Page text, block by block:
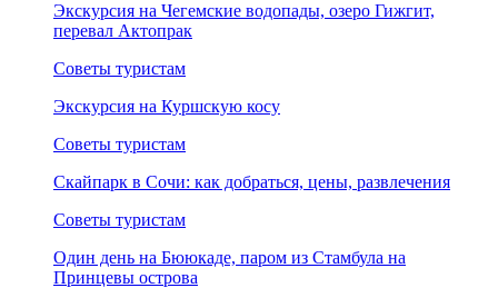
Экскурсия на Чегемские водопады, озеро Гижгит,
перевал Актопрак
Советы туристам
Экскурсия на Куршскую косу
Советы туристам
Скайпарк в Сочи: как добраться, цены, развлечения
Советы туристам
Один день на Бююкаде, паром из Стамбула на
Принцевы острова